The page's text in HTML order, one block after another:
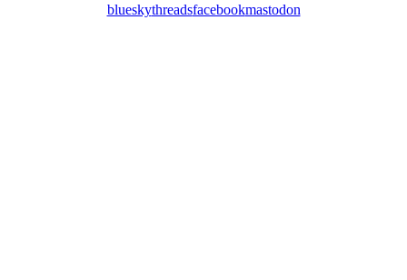
blueskythreadsfacebookmastodon